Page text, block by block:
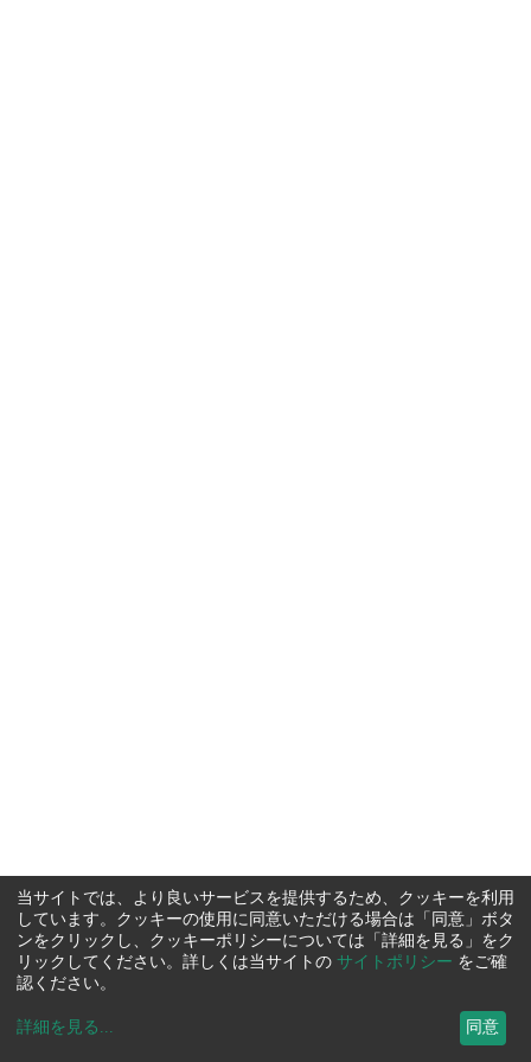
当サイトでは、より良いサービスを提供するため、クッキーを利用
しています。クッキーの使用に同意いただける場合は「同意」ボタ
ンをクリックし、クッキーポリシーについては「詳細を見る」をク
リックしてください。詳しくは当サイトの サイトポリシー をご確
認ください。
詳細を見る ... 同意